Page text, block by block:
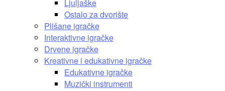
Ljuljaške
Ostalo za dvorište
Plišane igračke
Interaktivne igračke
Drvene igračke
Kreativne i edukativne igračke
Edukativne igračke
Muzički instrumenti